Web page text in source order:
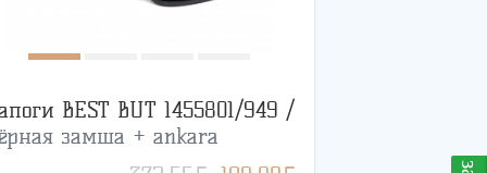
BEST BUT 1455801/949 /
замша + ankara